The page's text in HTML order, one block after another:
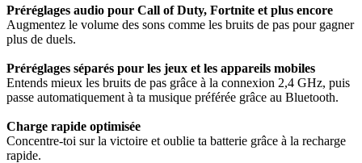
Préréglages audio pour Call of Duty, Fortnite et plus encore
Augmentez le volume des sons comme les bruits de pas pour gagner
plus de duels.
Préréglages séparés pour les jeux et les appareils mobiles
Entends mieux les bruits de pas grâce à la connexion 2,4 GHz, puis
passe automatiquement à ta musique préférée grâce au Bluetooth.
Charge rapide optimisée
Concentre-toi sur la victoire et oublie ta batterie grâce à la recharge
rapide.